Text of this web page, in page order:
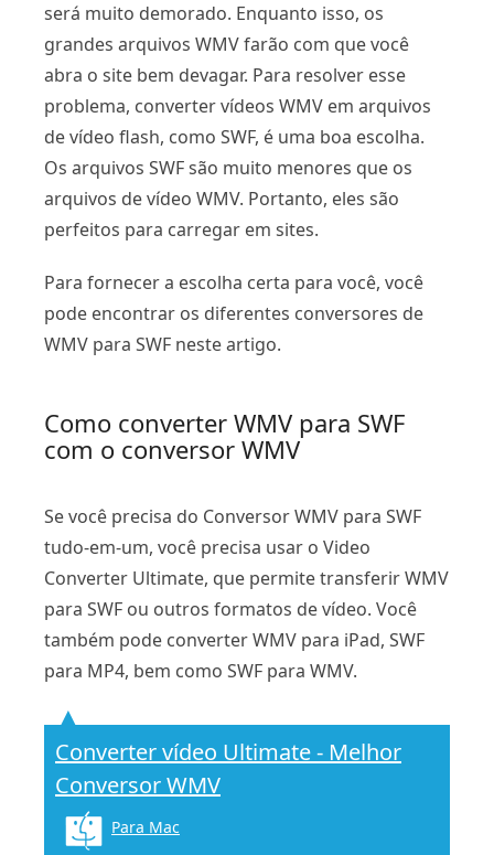
será muito demorado. Enquanto isso, os
grandes arquivos WMV farão com que você
abra o site bem devagar. Para resolver esse
problema, converter vídeos WMV em arquivos
de vídeo flash, como SWF, é uma boa escolha.
Os arquivos SWF são muito menores que os
arquivos de vídeo WMV. Portanto, eles são
perfeitos para carregar em sites.
Para fornecer a escolha certa para você, você
pode encontrar os diferentes conversores de
WMV para SWF neste artigo.
Como converter WMV para SWF
com o conversor WMV
Se você precisa do Conversor WMV para SWF
tudo-em-um, você precisa usar o Video
Converter Ultimate, que permite transferir WMV
para SWF ou outros formatos de vídeo. Você
também pode converter WMV para iPad, SWF
para MP4, bem como SWF para WMV.
Converter vídeo Ultimate - Melhor
Conversor WMV
Para Mac